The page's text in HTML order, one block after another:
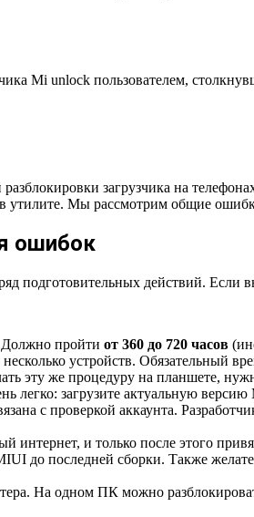
Mi unlock пользователем,
загрузчика на
утилите. Мы рассмотрим общие
ошибок
подготовительных действий.
Должно пройти от 360 до 720 часов
устройств. Обязательный
эту же процедуру на планшете,
легко: загрузите актуальную
с проверкой аккаунта.
и только после этого
до последней сборки. Также
На одном ПК можно